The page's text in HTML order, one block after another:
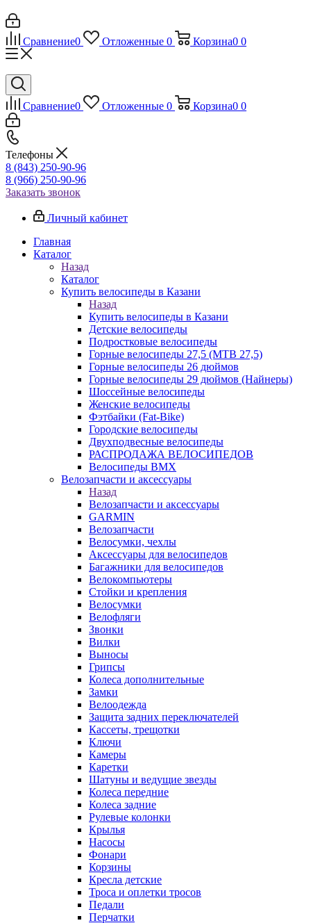
Сравнение0 Отложенные 0 Корзина0 0
Сравнение0 Отложенные 0 Корзина0 0
Телефоны
8 (843) 250-90-96
8 (966) 250-90-96
Заказать звонок
Личный кабинет
Главная
Каталог
Назад
Каталог
Купить велосипеды в Казани
Назад
Купить велосипеды в Казани
Детские велосипеды
Подростковые велосипеды
Горные велосипеды 27,5 (MTB 27,5)
Горные велосипеды 26 дюймов
Горные велосипеды 29 дюймов (Найнеры)
Шоссейные велосипеды
Женские велосипеды
Фэтбайки (Fat-Bike)
Городские велосипеды
Двухподвесные велосипеды
РАСПРОДАЖА ВЕЛОСИПЕДОВ
Велосипеды BMX
Велозапчасти и аксессуары
Назад
Велозапчасти и аксессуары
GARMIN
Велозапчасти
Велосумки, чехлы
Аксессуары для велосипедов
Багажники для велосипедов
Велокомпьютеры
Стойки и крепления
Велосумки
Велофляги
Звонки
Вилки
Выносы
Грипсы
Колеса дополнительные
Замки
Велоодежда
Защита задних переключателей
Кассеты, трещотки
Ключи
Камеры
Каретки
Шатуны и ведущие звезды
Колеса передние
Колеса задние
Рулевые колонки
Крылья
Насосы
Фонари
Корзины
Кресла детские
Троса и оплетки тросов
Педали
Перчатки